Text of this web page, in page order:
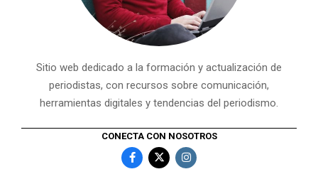
Sitio web dedicado a la formación y actualización de
periodistas, con recursos sobre comunicación,
herramientas digitales y tendencias del periodismo.
CONECTA CON NOSOTROS